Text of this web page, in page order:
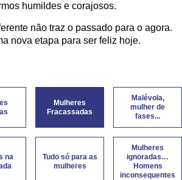
humildes e corajosos.
não traz o passado para o agora.
nova etapa para ser feliz hoje.
Mulheres
Fracassadas
Malévola,
mulher de
fases...
na
Tudo só para as
mulheres
Mulheres
ignoradas…
Homens
inconsequentes